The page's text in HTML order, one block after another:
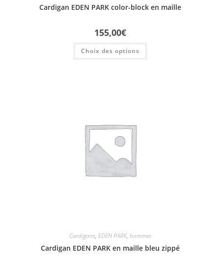
Cardigan EDEN PARK color-block en maille
155,00€
Choix des options
Cardigans, EDEN PARK, hommes
Cardigan EDEN PARK en maille bleu zippé